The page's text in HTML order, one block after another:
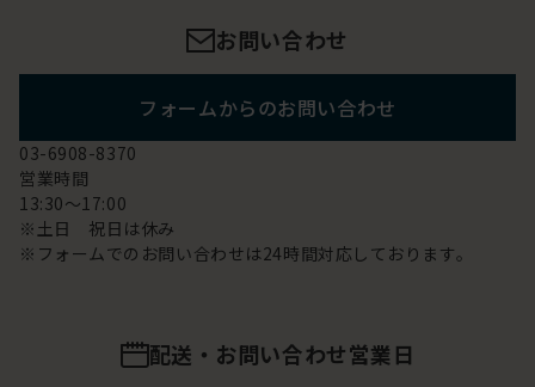
お問い合わせ
フォームからのお問い合わせ
03-6908-8370
営業時間
13:30～17:00
※土日 祝日は休み
※フォームでのお問い合わせは24時間対応しております。
配送・お問い合わせ営業日